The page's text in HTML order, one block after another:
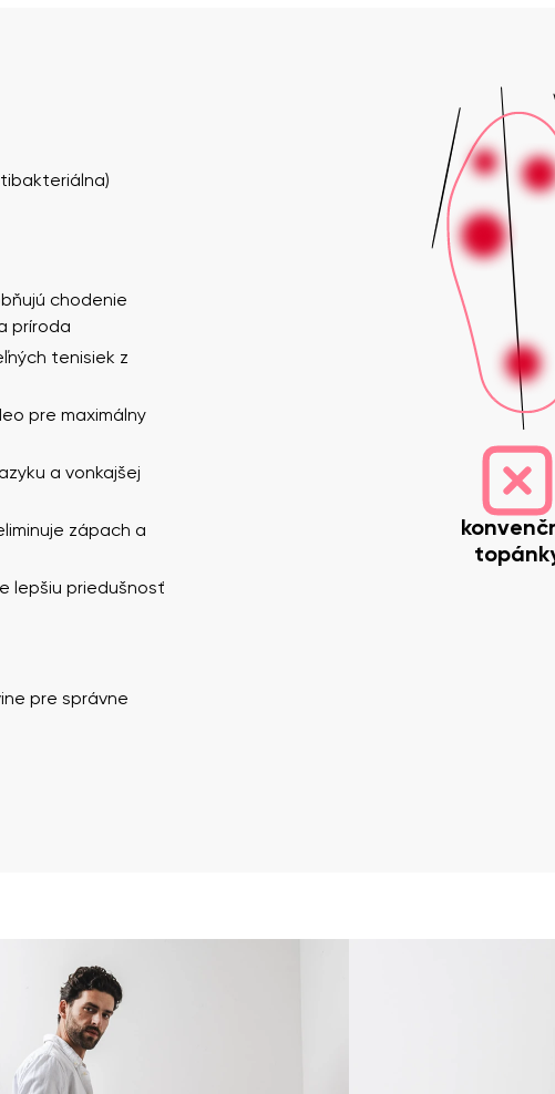
chodenie
príroda
tenisiek z
pre maximálny
a vonkajšej
zápach a
lepšiu priedušnosť
pre správne
meno a priezvisko
so spracovaním zadaných osobných údajov v zmysle